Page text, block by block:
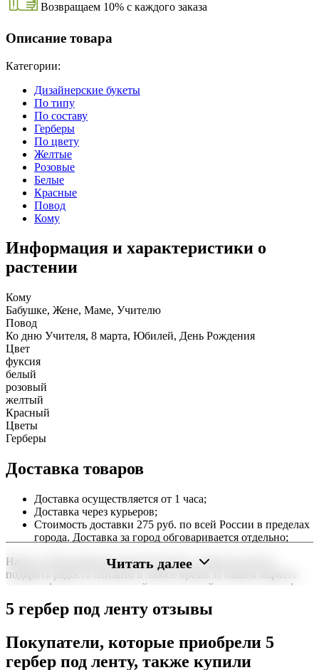
Возвращаем 10% с каждого заказа
Описание товара
Категории:
Дизайнерские букеты
По типу
По составу
Герберы
По цвету
Желтые
Розовые
Белые
Красные
Повод
Кому
Информация и характеристики о
растении
Кому
Бабушке, Жене, Маме, Учителю
Повод
Ко дню Учителя, 8 марта, Юбилей, День Рождения
Цвет
фуксия
белый
розовый
желтый
Красный
Цветы
Герберы
Доставка товаров
Доставка осуществляется от 1 часа;
Доставка через курьеров;
Стоимость доставки 275 руб. по всей России в пределах
города. Доставка за город обговаривается отдельно;
Наша служба работает круглосуточно, чтобы вы могли
подарить радость близким в любое время. В нашем маркете
можно оформить заказ онлайн с доставкой на дом или в офис
по всей территории РФ.
минут или день в день в удобный интервал. Если вам важно
вручить подарок ко времени, наш сервис доставки обеспечит
точность до минуты. Выбирайте, где купить и сколько стоит
Читать далее
5 гербер под ленту отзывы
Покупатели, которые приобрели 5
гербер под ленту, также купили